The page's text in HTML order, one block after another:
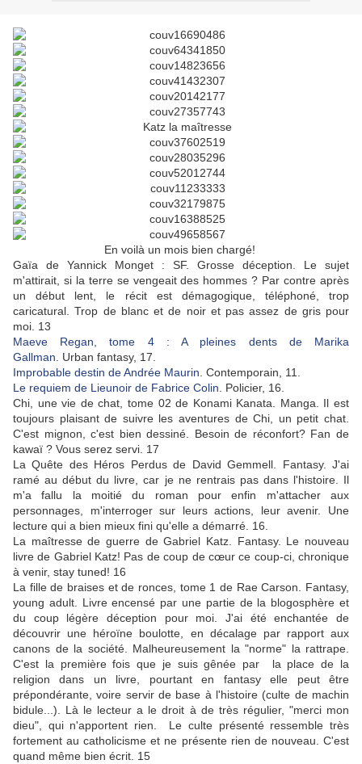
En voilà un mois bien chargé!
Gaïa de Yannick Monget : SF. Grosse déception. Le sujet
m'attirait, si la terre se vengeait des hommes ? Par contre après
un début lent, le récit est démagogique, téléphoné, trop
caricatural. Trop de blanc et de noir et pas assez de gris pour
moi. 13
Maeve Regan, tome 4 : A pleines dents de Marika
Gallman.
Urban fantasy, 17.
Improbable destin de Andrée Maurin . Contemporain, 11.
Le requiem de Lieunoir de Fabrice Colin . Policier, 16.
Chi, une vie de chat, tome 02de Konami Kanata. Manga. Il est
toujours plaisant de suivre les aventures de Chi, un petit chat.
C'est mignon, c'est bien dessiné. Besoin de réconfort? Fan de
kawaï ? Vous serez servi. 17
La Quête des Héros Perdus de David Gemmell. Fantasy. J'ai
ramé au début du livre, car je ne rentrais pas dans l'histoire. Il
m'a fallu la moitié du roman pour enfin m'attacher aux
personnages, m'interroger sur leurs actions, leur avenir. Une
lecture qui a bien mieux fini qu'elle a démarré. 16.
La maîtresse de guerre de Gabriel Katz. Fantasy. Le nouveau
livre de Gabriel Katz! Pas de coup de cœur ce coup-ci, chronique
à venir, stay tuned! 16
La fille de braises et de ronces, tome 1 de Rae Carson. Fantasy,
young adult. Livre encensé par une partie de la blogosphère et
du coup légère déception pour moi. J'ai été enchantée de
découvrir une héroïne boulotte, en décalage par rapport aux
canons de la société. Malheureusement la "norme" la rattrape.
C'est la première fois que je suis gênée par la place de la
religion dans un livre, pourtant en fantasy elle peut être
prépondérante, voire servir de base à l'histoire (culte de machin
bidule...). Là le lecteur a le droit à de très régulier, "merci mon
dieu", qui n'apportent rien. Le culte présenté ressemble très
fortement au catholicisme et ne présente rien de nouveau. C'est
quand même bien écrit. 15